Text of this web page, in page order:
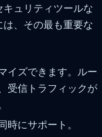
ュリティツールな
、その最も重要な
イズできます。ルー
受信トラフィックが
にサポート。